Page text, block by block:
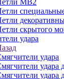
MB2
скрытого
удара
удара
удара
удара